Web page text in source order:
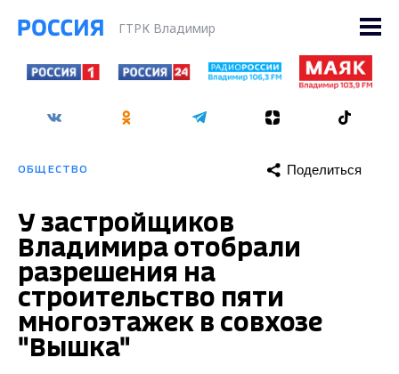
ГТРК Владимир
ОБЩЕСТВО Поделиться
У застройщиков
Владимира отобрали
разрешения на
строительство пяти
многоэтажек в совхозе
"Вышка"